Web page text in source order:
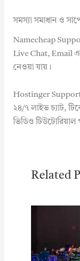
সমস্যা সমাধান ও
Namecheap
Live Chat, Email
নেওয়া যায়।
Hostinger
২৪/৭ লাইভ চ্যাট,
ভিডিও টিউটোরিয়াল
Related